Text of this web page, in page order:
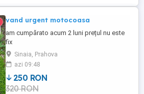
vand urgent motocoasa
am cumpărato acum 2 luni prețul nu este
fix
Sinaia, Prahova
azi 09:48
250 RON
320 RON